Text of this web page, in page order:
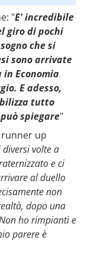
"E' incredibile
giro di pochi
che si
sono arrivate
Economia
E adesso,
tutto
spiegare"
up
volte a
e ci
al duello
non
dopo una
ho rimpianti e
parere è